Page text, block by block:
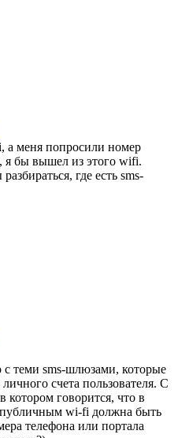
а меня попросили номер
я бы вышел из этого wifi.
где есть sms-
с теми sms-шлюзами, которые
счета пользователя. С
котором говорится, что в
wi-fi должна быть
телефона или портала